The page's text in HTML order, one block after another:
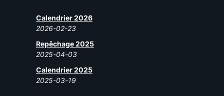
Calendrier 2026
2026-02-23
Repêchage 2025
2025-04-03
Calendrier 2025
2025-03-19